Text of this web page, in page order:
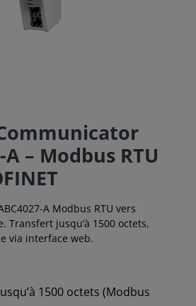
A – Modbus RTU
A Modbus RTU vers
Transfert jusqu’à 1500 octets,
via interface web.
1500 octets (Modbus